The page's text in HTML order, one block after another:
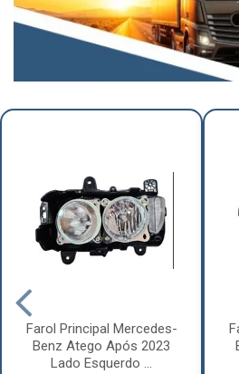
Farol Principal Mercedes-
Benz Atego Após 2023
Lado Esquerdo ...